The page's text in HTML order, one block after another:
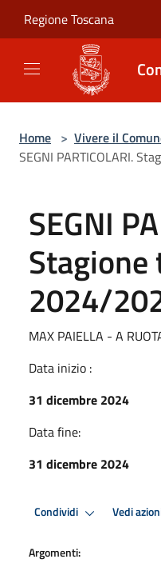
Regione Toscana
Home > Vivere il
SEGNI PARTICOLARI.
SEGNI
2024/
MAX PAIELLA - A
Data inizio :
31 dicembre 2024
Data fine:
31 dicembre 2024
Condividi Vedi
Argomenti: